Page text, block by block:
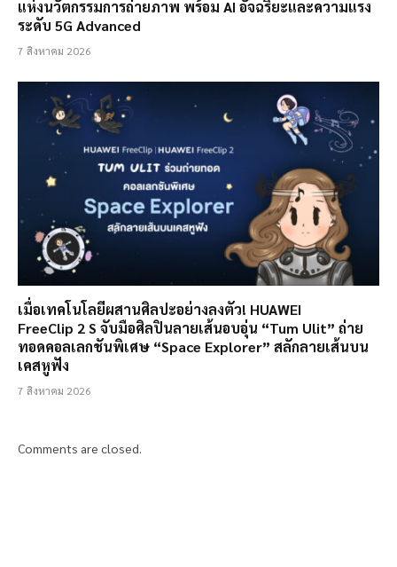
แห่งนวัตกรรมการถ่ายภาพ พร้อม AI อัจฉริยะและความแรง
ระดับ 5G Advanced
7 สิงหาคม 2026
เมื่อเทคโนโลยีผสานศิลปะอย่างลงตัว! HUAWEI
FreeClip 2 S จับมือศิลปินลายเส้นอบอุ่น “Tum Ulit” ถ่าย
ทอดคอลเลกชันพิเศษ “Space Explorer” สลักลายเส้นบน
เคสหูฟัง
7 สิงหาคม 2026
Comments are closed.